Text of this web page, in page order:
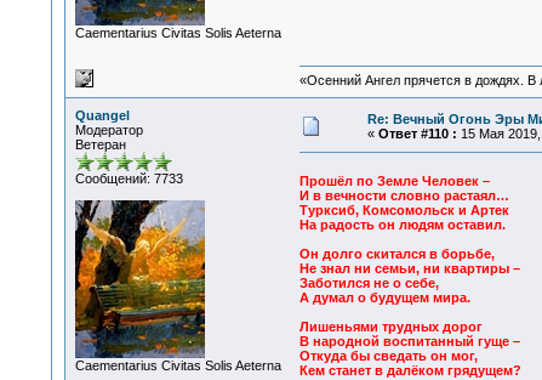
Сaementarius Civitas Solis Aeterna
«Осенний Ангел прячется в дождях. В
Quangel
Модератор
Ветеран
Сообщений: 7733
Сaementarius Civitas Solis Aeterna
Re: Вечный Огонь Эры
« Ответ #110 : 15 Мая
Прошёл по Земле Человек –
И в вечности словно растаял…
Турксиб, Комсомольск и Артек
На радость он людям оставил.
Он долго скитался в борьбе,
Не знал ни семьи, ни квартиры –
Заботился не о себе,
А думал о будущем мира.
Лишеньями трудных дорог
В народной воспитанный гуще –
Откуда бы сведать он мог,
Кем станет в далёком грядущем?